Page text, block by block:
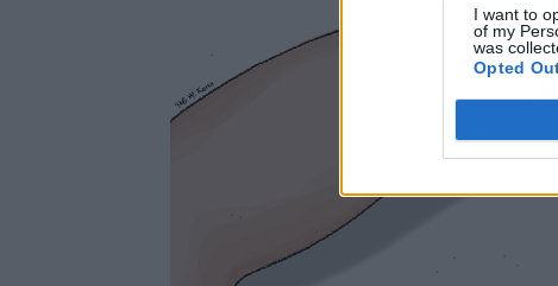
I want to
of my
was
Opted